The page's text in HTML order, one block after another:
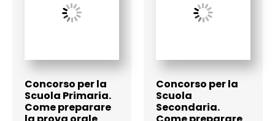
Concorso per la
Scuola Primaria.
Come preparare
Concorso per la
Scuola
Secondaria.